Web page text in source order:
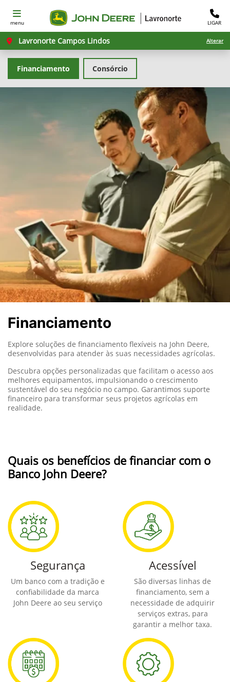
menu LIGAR
Lavronorte Campos Lindos Alterar
Consórcio
Financiamento
Financiamento
Explore soluções de financiamento flexíveis na John Deere,
desenvolvidas para atender às suas necessidades agrícolas.
Descubra opções personalizadas que facilitam o acesso aos
melhores equipamentos, impulsionando o crescimento
sustentável do seu negócio no campo. Garantimos suporte
financeiro para transformar seus projetos agrícolas em
realidade.
Quais os benefícios de financiar com o
Banco John Deere?
Segurança
Um banco com a tradição e
confiabilidade da marca
John Deere ao seu serviço
Acessível
São diversas linhas de
financiamento, sem a
necessidade de adquirir
serviços extras, para
garantir a melhor taxa.